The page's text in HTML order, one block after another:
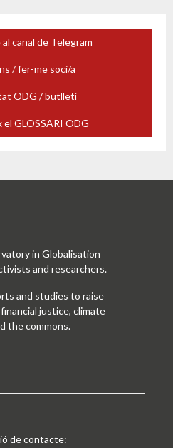
canal de Telegram
/ fer-me soci/a
ODG / butlletí
el GLOSSARI ODG
in Globalisation
and researchers.
and studies to raise
justice, climate
the commons.
de contacte: